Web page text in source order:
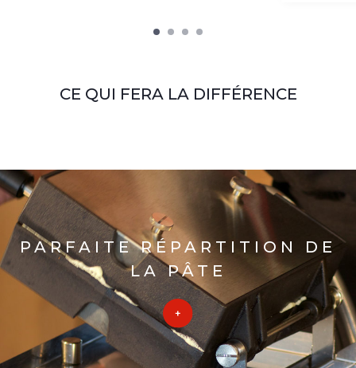
CE QUI FERA LA DIFFÉRENCE
PARFAITE RÉPARTITION DE
LA PÂTE